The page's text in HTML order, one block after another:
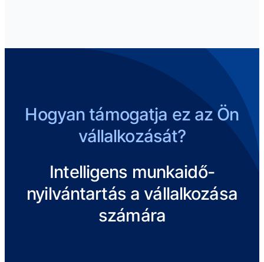
Hogyan támogatja ez az Ön
vállalkozását?
Intelligens munkaidő-
nyilvántartás a vállalkozása
számára